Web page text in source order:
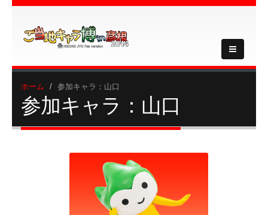
ホーム 参加キャラ：山口
参加キャラ：山口